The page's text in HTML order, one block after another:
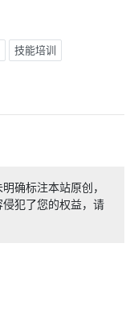
技能培训
确标注本站原创，
犯了您的权益，请